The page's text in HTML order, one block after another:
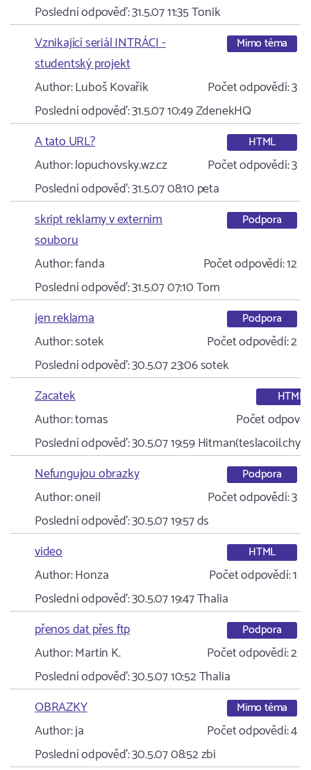
Poslední odpověď:31.5.07 11:35Tonik
Vznikající seriál INTRÁCI -
studentský projekt
Mimo téma
Author:Luboš Kovařík Počet odpovědí:3
Poslední odpověď:31.5.07 10:49ZdenekHQ
A tato URL?
HTML
Author:lopuchovsky.wz.cz Počet odpovědí:3
Poslední odpověď:31.5.07 08:10 peta
skript reklamy v externim
souboru
Podpora
Author:fanda Počet odpovědí:12
Poslední odpověď:31.5.07 07:10Tom
jen reklama
Podpora
Author:sotek Počet odpovědí:2
Poslední odpověď:30.5.07 23:06sotek
Zacatek
HTML
Author:tomas
Počet
Poslední odpověď:30.5.07 19:59
Nefungujou obrazky
Podpora
Author:oneil Počet odpovědí:3
Poslední odpověď:30.5.07 19:57ds
video
HTML
Author:Honza Počet odpovědí:1
Poslední odpověď:30.5.07 19:47Thalia
přenos dat přes ftp
Podpora
Author:Martin K. Počet odpovědí:2
Poslední odpověď:30.5.07 10:52Thalia
OBRAZKY
Mimo téma
Author:ja Počet odpovědí:4
Poslední odpověď:30.5.07 08:52zbi